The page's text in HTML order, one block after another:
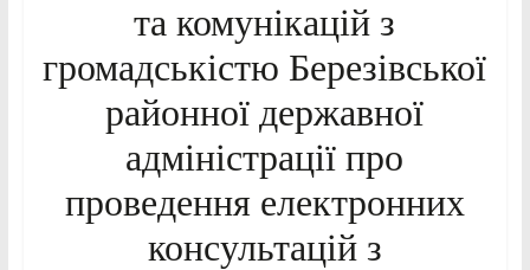
та комунікацій з
громадськістю Березівської
районної державної
адміністрації про
проведення електронних
консультацій з